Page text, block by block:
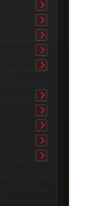
Toggle
submenu
Toggle
submenu
Toggle
submenu
Toggle
submenu
Toggle
Toggle
submenu
Toggle
submenu
Toggle
submenu
Toggle
submenu
Toggle